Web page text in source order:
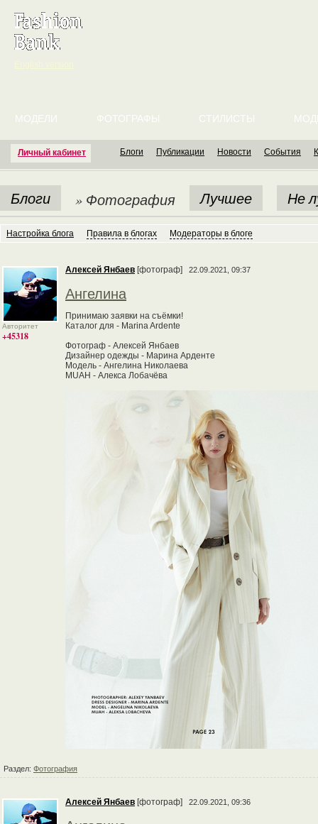
Личный кабинет
МОДЕЛИ ФОТОГРАФЫ СТИЛИСТЫ
Блоги Публикации Новости События
Блоги » Фотография Лучшее Не
Настройка блога Правила в блогах Модераторы в блоге
Авторитет
+45318
Алексей Янбаев [фотограф] 22.09.2021, 09:37
Ангелина
Принимаю заявки на съёмки!
Каталог для - Marina Ardente
Фотограф - Алексей Янбаев
Дизайнер одежды - Марина Арденте
Модель - Ангелина Николаева
MUAH - Алекса Лобачёва
Раздел: Фотография
Алексей Янбаев [фотограф] 22.09.2021, 09:36